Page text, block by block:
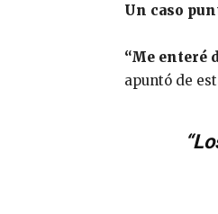
Un caso
“Me enteré
apuntó de